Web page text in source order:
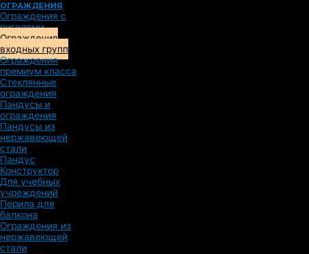
ОГРАЖДЕНИЯ
Ограждения с
ригелями
Ограждения
входных групп
Ограждения
премиум класса
Стеклянные
ограждения
Пандусы и
ограждения
Пандусы из
нержавеющей
стали
Пандус
Конструктор
Для учебных
учреждений
Перила для
балкона
Ограждения из
нержавеющей
стали